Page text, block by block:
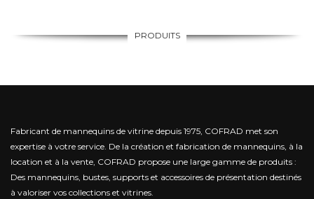
PRODUITS
Fabricant de mannequins de vitrine depuis 1975, COFRAD met son
expertise à votre service. De la création et fabrication de mannequins, à la
location et à la vente, COFRAD propose une large gamme de produits :
Des mannequins, bustes, supports et accessoires de présentation destinés
à valoriser vos collections et vitrines.